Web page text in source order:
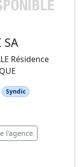
SA
Résidence
Syndic
l'agence